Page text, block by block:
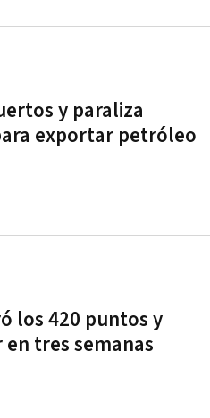
y paraliza
exportar petróleo
los 420 puntos y
tres semanas